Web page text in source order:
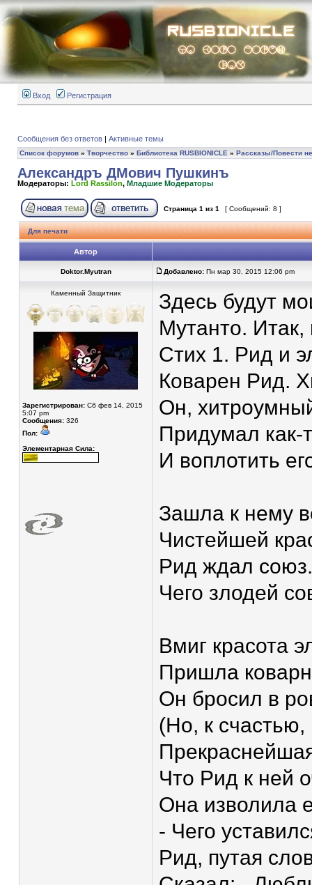
Вход Регистрация
Сообщения без ответов | Активные темы
Список форумов » Творчество » Библиотека RUSBIONICLE » Рассказы/Повести
Александръ ДМович Пушкинъ
Модераторы: Lord Rassilon, Младшие Модераторы
Страница 1 из 1 [ Сообщений: 8 ]
Для печати
Автор
Doktor.Myutran Добавлено: Пн мар 30, 2015 12:06 pm
Каменный Защитник
Зарегистрирован: Сб фев 14, 2015
5:07 pm
Сообщения: 326
Пол:
Элементарная Сила:
Здесь будут
Мутанто. Итак,
Стих 1. Рид и
Коварен Рид.
Он,
Придумал как-
И воплотить
Зашла к нему
Чистейшей
Рид ждал
Чего злодей
Вмиг красота
Пришла
Он бросил в
(Но, к
Что Рид к ней
Она изволила
- Чего
Рид, путая